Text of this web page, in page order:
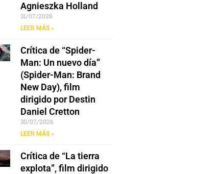
Agnieszka Holland
31/07/2026
LEER MÁS »
Crítica de “Spider-
Man: Un nuevo día”
(Spider-Man: Brand
New Day), film
dirigido por Destin
Daniel Cretton
30/07/2026
LEER MÁS »
Crítica de “La tierra
explota”, film dirigido